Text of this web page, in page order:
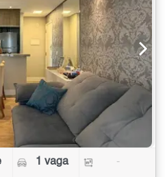
1 vaga -